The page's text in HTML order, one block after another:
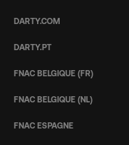
DARTY.COM
DARTY.PT
FNAC BELGIQUE (FR)
FNAC BELGIQUE (NL)
FNAC ESPAGNE